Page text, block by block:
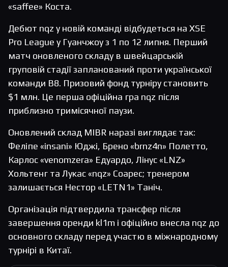
«saffee» Коста.
Дебют nqz у новій команді відбудеться на XSE
Pro League у Гуанчжоу з 1 по 12 липня. Перший
матч оновленого складу в швейцарській
груповій стадії запланований проти української
команди B8. Призовий фонд турніру становить
$1 млн. Це перша офіційна гра nqz після
приблизно тримісячної паузи.
Оновлений склад MIBR наразі виглядає так:
Феліпе «insani» Юджі, Брено «brnz4n» Полетто,
Карлос «venomzera» Едуардо, Лінус «LNZ»
Хольтенг та Лукас «nqz» Соарес; тренером
залишається Нестор «LETN1» Таніч.
Організація підтвердила трансфер після
завершення оренди kl1m і офіційно внесла nqz до
основного складу перед участю в міжнародному
турнірі в Китаї.